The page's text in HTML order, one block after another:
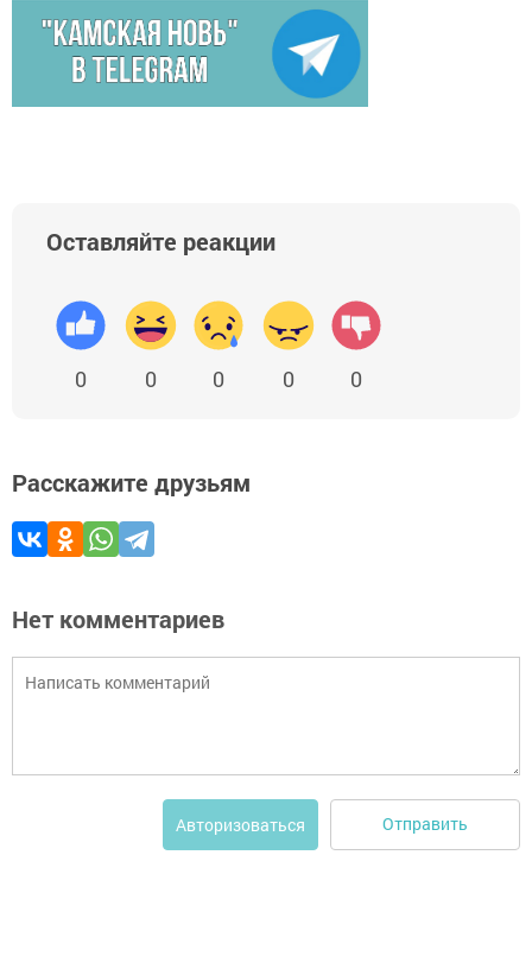
Оставляйте реакции
0 0 0 0 0
Расскажите друзьям
Нет комментариев
Авторизоваться Отправить